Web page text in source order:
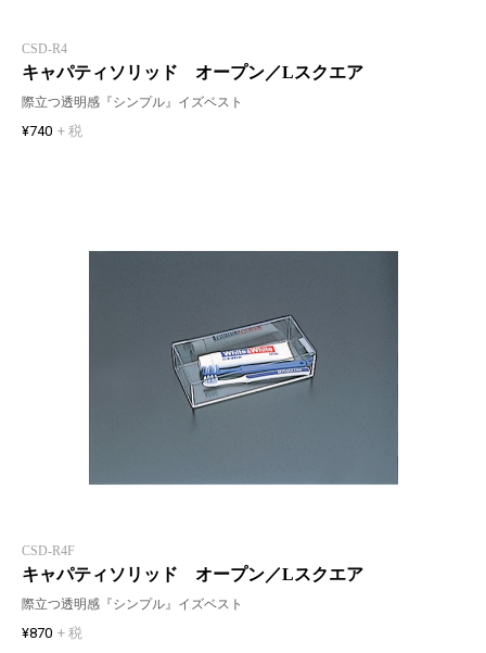
CSD-R4
キャパティソリッド オープン／Lスクエア
際立つ透明感『シンプル』イズベスト
¥740 + 税
CSD-R4F
キャパティソリッド オープン／Lスクエア
際立つ透明感『シンプル』イズベスト
¥870 + 税